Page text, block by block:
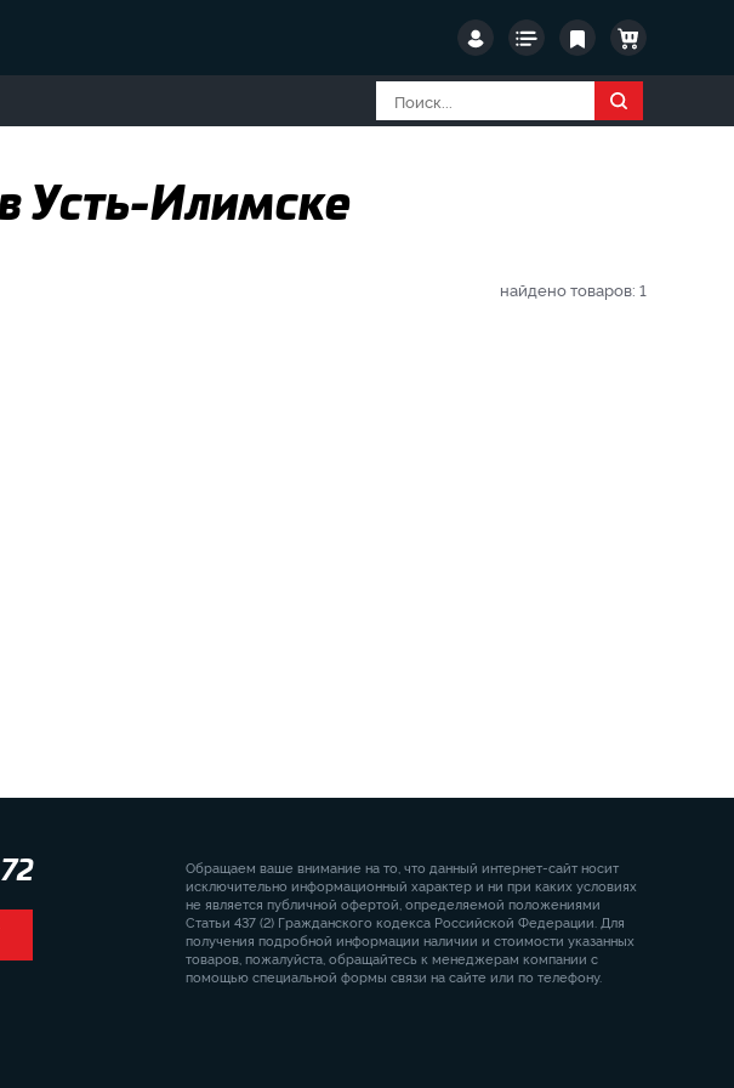
Усть-Илимске
найдено товаров: 1
Обращаем ваше внимание на то, что данный интернет-сайт носит
исключительно информационный характер и ни при каких условиях
не является публичной офертой, определяемой положениями
Статьи 437 (2) Гражданского кодекса Российской Федерации. Для
получения подробной информации наличии и стоимости указанных
товаров, пожалуйста, обращайтесь к менеджерам компании с
помощью специальной формы связи на сайте или по телефону.